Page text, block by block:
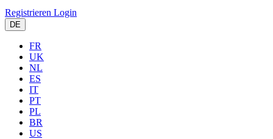
Registrieren Login
DE
FR
UK
NL
ES
IT
PT
PL
BR
US